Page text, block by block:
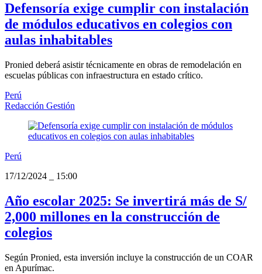
Defensoría exige cumplir con instalación
de módulos educativos en colegios con
aulas inhabitables
Pronied deberá asistir técnicamente en obras de remodelación en
escuelas públicas con infraestructura en estado crítico.
Perú
Redacción Gestión
Perú
17/12/2024
15:00
Año escolar 2025: Se invertirá más de S/
2,000 millones en la construcción de
colegios
Según Pronied, esta inversión incluye la construcción de un COAR
en Apurímac.